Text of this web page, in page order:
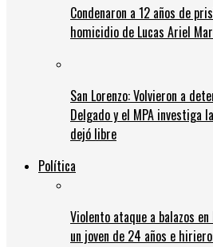
Condenaron a 12 años de
homicidio de Lucas Ariel
San Lorenzo: Volvieron a
Delgado y el MPA investiga
dejó libre
Política
Violento ataque a balazos
un joven de 24 años e